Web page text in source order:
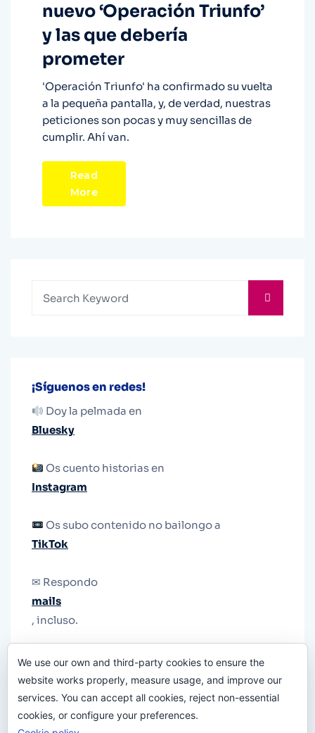
nuevo ‘Operación Triunfo’
y las que debería
prometer
'Operación Triunfo' ha confirmado su vuelta
a la pequeña pantalla, y, de verdad, nuestras
peticiones son pocas y muy sencillas de
cumplir. Ahí van.
Read
More
¡Síguenos en redes!
Doy la pelmada en
Bluesky
Os cuento historias en
Instagram
Os subo contenido no bailongo a
TikTok
✉ Respondo
mails
, incluso.
le quiten el teléfono.
We use our own and third-party cookies to ensure the
website works properly, measure usage, and improve our
services. You can accept all cookies, reject non-essential
cookies, or configure your preferences.